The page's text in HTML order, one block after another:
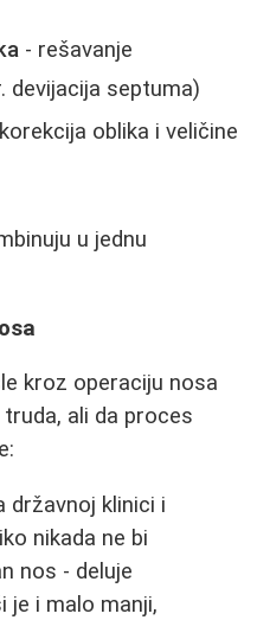
- rešavanje
devijacija septuma)
oblika i veličine
u jednu
kroz operaciju nosa
ali da proces
državnoj klinici i
nikada ne bi
nos - deluje
je i malo manji,